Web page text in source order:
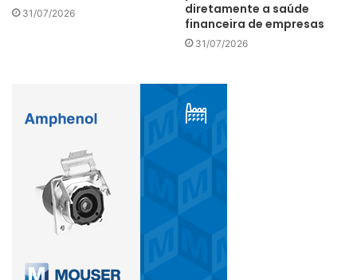
Consequentemente, foi uma pequena parte dos índices e
das carteiras dos investidores. O obstáculo para a inclusão
mudança de regime na Rússia para que o país fosse
considerado para inclusão novamente.
empresas russas tenham sido sancionadas diretamente,
outras não o foram, com algumas corporações se
manifestando publicamente contra o conflito. Entretanto, a
visibilidade de onde as sanções poderiam cair é baixa, pois
que às vezes uma empresa matriz e não uma subsidiária é
31/07/2026
diretamente a saúde
financeira de empresas
31/07/2026